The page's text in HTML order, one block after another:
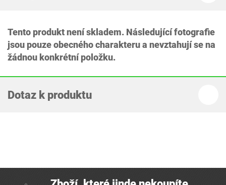
Tento produkt není skladem. Následující fotografie
jsou pouze obecného charakteru a nevztahují se na
žádnou konkrétní položku.
Dotaz k produktu